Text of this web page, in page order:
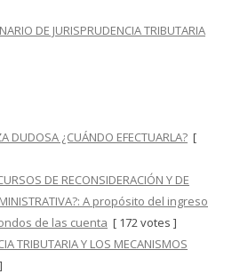
DE JURISPRUDENCIA TRIBUTARIA
DUDOSA ¿CUÁNDO EFECTUARLA? [
DE RECONSIDERACIÓN Y DE
A propósito del ingreso
de las cuenta [ 172 votes ]
TRIBUTARIA Y LOS MECANISMOS